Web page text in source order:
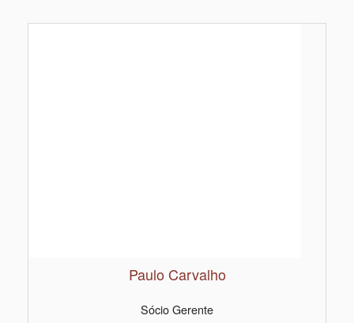
Paulo Carvalho
Sócio Gerente